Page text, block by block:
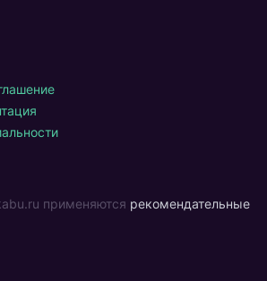
применяются рекомендательные